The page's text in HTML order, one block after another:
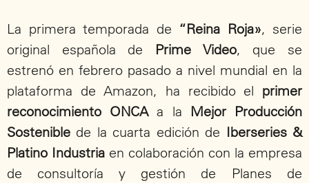
La primera temporada de “Reina Roja», serie
original española de Prime Video, que se
estrenó en febrero pasado a nivel mundial en la
plataforma de Amazon, ha recibido el primer
reconocimiento ONCAa la Mejor Producción
Sostenible de la cuarta edición de Iberseries &
Platino Industria en colaboración con la empresa
de consultoría y gestión de Planes de